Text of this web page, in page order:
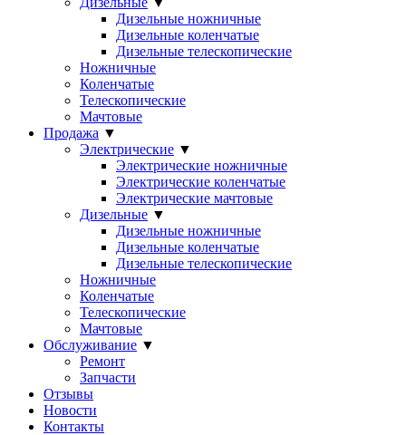
Дизельные ножничные
Дизельные коленчатые
Дизельные телескопические
Ножничные
Коленчатые
Телескопические
Мачтовые
Продажа ▼
Электрические ▼
Электрические ножничные
Электрические коленчатые
Электрические мачтовые
Дизельные ▼
Дизельные ножничные
Дизельные коленчатые
Дизельные телескопические
Ножничные
Коленчатые
Телескопические
Мачтовые
Обслуживание ▼
Ремонт
Запчасти
Отзывы
Новости
Контакты